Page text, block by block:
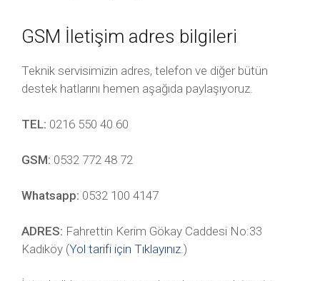
GSM İletişim adres bilgileri
Teknik servisimizin adres, telefon ve diğer bütün
destek hatlarını hemen aşağıda paylaşıyoruz.
TEL: 0216 550 40 60
GSM: 0532 772 48 72
Whatsapp: 0532 100 4147
ADRES: Fahrettin Kerim Gökay Caddesi No:33
Kadıköy (Yol tarifi için Tıklayınız.)